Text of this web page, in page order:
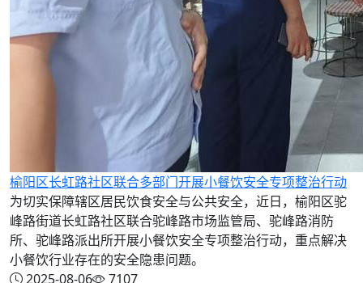
榆阳区长虹路社区联合多部门开展小餐饮安全专项整治行动
为切实保障辖区居民饮食安全与公共安全，近日，榆阳区驼
峰路街道长虹路社区联合驼峰路市场监管局、驼峰路消防
所、驼峰路派出所开展小餐饮安全专项整治行动，重点解决
小餐饮行业存在的安全隐患问题。
2025-08-06
7107